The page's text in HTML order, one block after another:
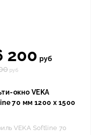
200 руб
руб
окно VEKA
70 мм 1200 х 1500
VEKA Softline 70